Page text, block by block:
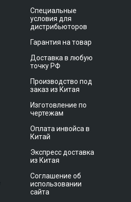
Специальные
условия для
дистрибьюторов
Гарантия на товар
Доставка в любую
точку РФ
Производство под
заказ из Китая
Изготовление по
чертежам
Оплата инвойса в
Китай
Экспресс доставка
из Китая
Соглашение об
использовании
сайта